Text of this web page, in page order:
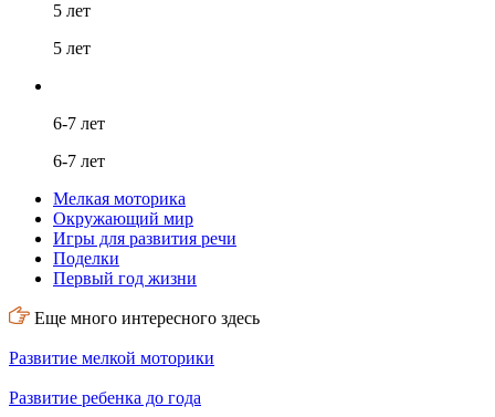
5 лет
5 лет
6-7 лет
6-7 лет
Мелкая моторика
Окружающий мир
Игры для развития речи
Поделки
Первый год жизни
Еще много интересного здесь
Развитие мелкой моторики
Развитие ребенка до года